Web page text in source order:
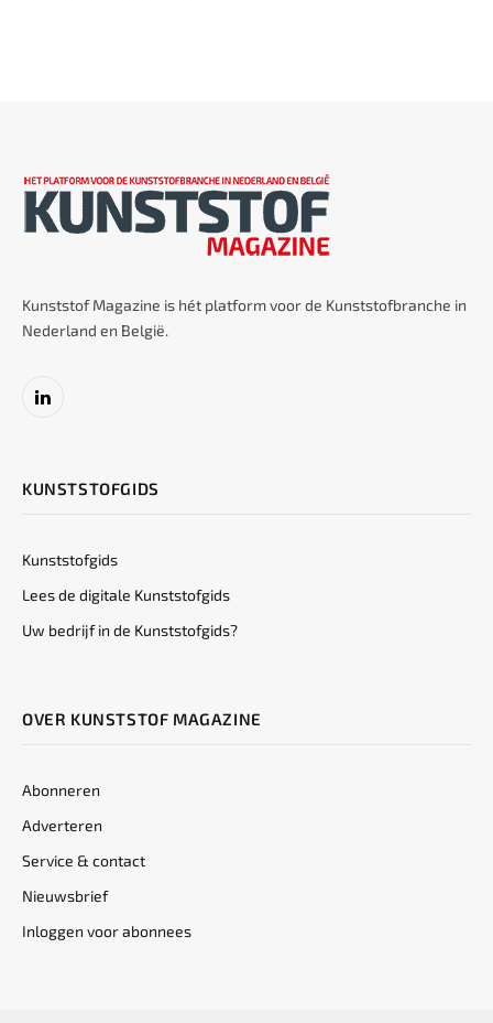
Kunststof Magazine is hét platform voor de Kunststofbranche in
Nederland en België.
LinkedIn
KUNSTSTOFGIDS
Kunststofgids
Lees de digitale Kunststofgids
Uw bedrijf in de Kunststofgids?
OVER KUNSTSTOF MAGAZINE
Abonneren
Adverteren
Service & contact
Nieuwsbrief
Inloggen voor abonnees